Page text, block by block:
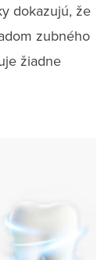
dokazujú, že
zubného
žiadne